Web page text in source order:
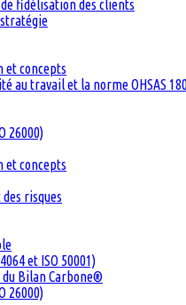
fidélisation des clients
et concepts
au travail et la norme OHSAS
26000)
et concepts
risques
et ISO 50001)
Bilan Carbone®
26000)